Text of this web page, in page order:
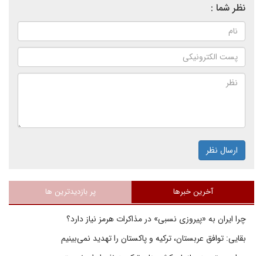
نظر شما :
ارسال نظر
آخرین خبرها پر بازدیدترین ها
چرا ایران به «پیروزی نسبی» در مذاکرات هرمز نیاز دارد؟
بقایی: توافق عربستان، ترکیه و پاکستان را تهدید نمی‌بینیم